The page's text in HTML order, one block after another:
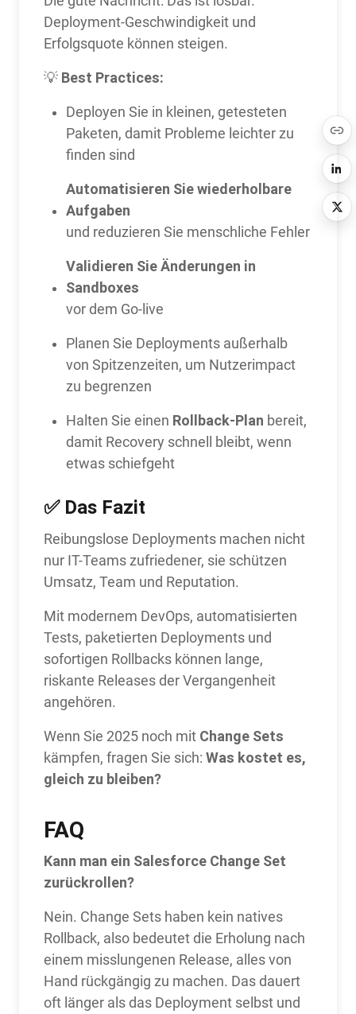
Deployment-Geschwindigkeit und
Erfolgsquote können steigen.
💡 Best Practices:
Deployen Sie in kleinen, getesteten
Paketen, damit Probleme leichter zu
finden sind
Automatisieren Sie wiederholbare
Aufgaben
und reduzieren Sie menschliche Fehler
Validieren Sie Änderungen in
Sandboxes
vor dem Go-live
Planen Sie Deployments außerhalb
von Spitzenzeiten, um Nutzerimpact
zu begrenzen
Halten Sie einen Rollback-Plan bereit,
damit Recovery schnell bleibt, wenn
etwas schiefgeht
✅ Das Fazit
Reibungslose Deployments machen nicht
nur IT-Teams zufriedener, sie schützen
Umsatz, Team und Reputation.
Mit modernem DevOps, automatisierten
Tests, paketierten Deployments und
sofortigen Rollbacks können lange,
riskante Releases der Vergangenheit
angehören.
Wenn Sie 2025 noch mit Change Sets
kämpfen, fragen Sie sich: Was kostet es,
gleich zu bleiben?
FAQ
Kann man ein Salesforce Change Set
zurückrollen?
Nein. Change Sets haben kein natives
Rollback, also bedeutet die Erholung nach
einem misslungenen Release, alles von
Hand rückgängig zu machen. Das dauert
oft länger als das Deployment selbst und